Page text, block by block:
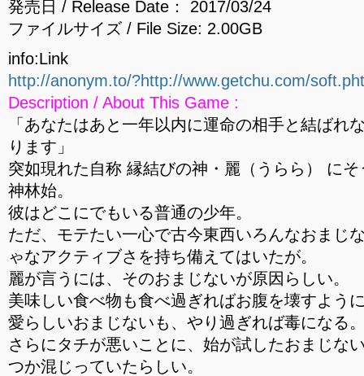
発売日 / Release Date： 2017/03/24
ファイルサイズ / File Size: 2.00GB
info:Link
http://anonym.to/?http://www.getchu.com/
Description / About This Game :
「あなたはあと一年以内に運命の相手と結ばれ
ります」
突如現れた自称 縁結びの神・麗（うらら） に
神林始。
彼はどこにでもいる普通の少年。
ただ、モテたい一心で古今東西いろんなおまじ
ゃなアクティブさを持ち備えてはいたが。
麗が言うには、そのおまじないが原因らしい。
美味しい食べ物も食べ過ぎればお腹を壊すよう
愛らしいおまじないも、やり過ぎれば毒になる
さらにタチが悪いことに、始が試したおまじな
つか混じっていたらしい。